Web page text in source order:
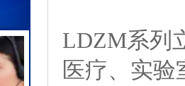
LDZM系列
医疗、实验